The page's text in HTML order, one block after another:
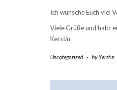
Ich wünsche Euch viel
Viele Grüße und habt
Kerstin
Uncategorized - byKerstin